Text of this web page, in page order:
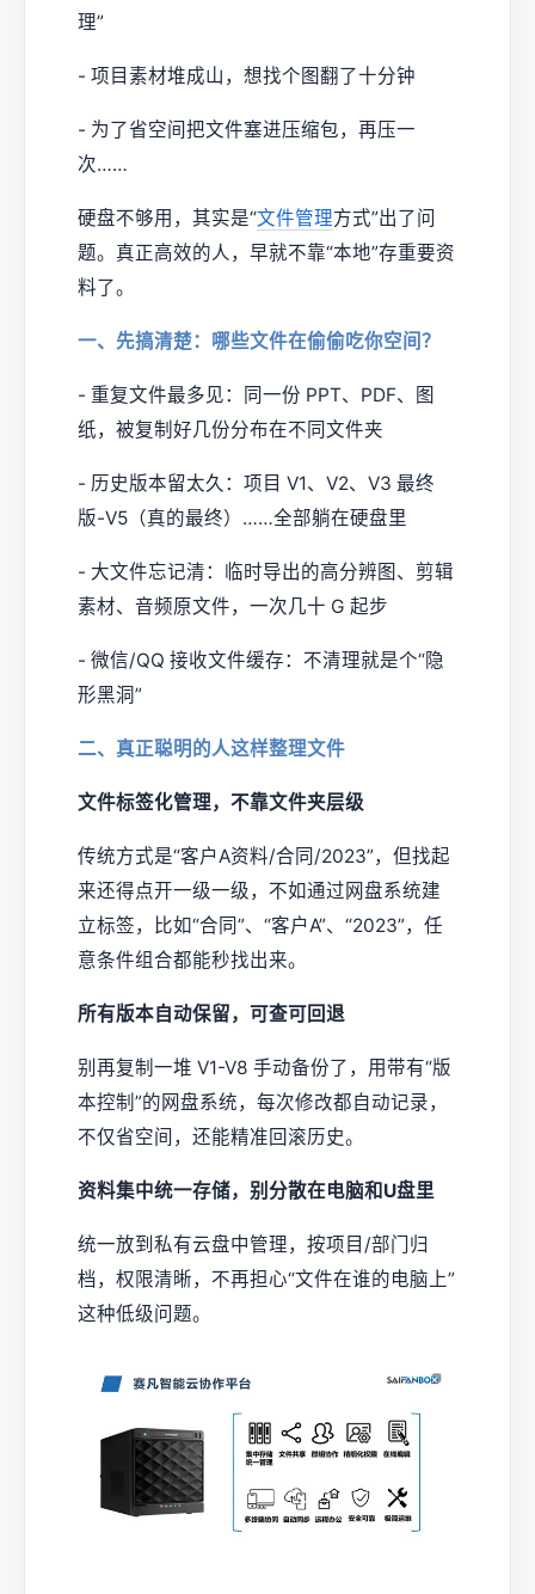
理”
- 项目素材堆成山，想找个图翻了十分钟
- 为了省空间把文件塞进压缩包，再压一
次……
硬盘不够用，其实是“文件管理方式”出了问
题。真正高效的人，早就不靠“本地”存重要资
料了。
一、先搞清楚：哪些文件在偷偷吃你空间？
- 重复文件最多见：同一份 PPT、PDF、图
纸，被复制好几份分布在不同文件夹
- 历史版本留太久：项目 V1、V2、V3 最终
版-V5（真的最终）……全部躺在硬盘里
- 大文件忘记清：临时导出的高分辨图、剪辑
素材、音频原文件，一次几十 G 起步
- 微信/QQ 接收文件缓存：不清理就是个“隐
形黑洞”
二、真正聪明的人这样整理文件
文件标签化管理，不靠文件夹层级
传统方式是“客户A资料/合同/2023”，但找起
来还得点开一级一级，不如通过网盘系统建
立标签，比如“合同”、“客户A”、“2023”，任
意条件组合都能秒找出来。
所有版本自动保留，可查可回退
别再复制一堆 V1-V8 手动备份了，用带有“版
本控制”的网盘系统，每次修改都自动记录，
不仅省空间，还能精准回滚历史。
资料集中统一存储，别分散在电脑和U盘里
统一放到私有云盘中管理，按项目/部门归
档，权限清晰，不再担心“文件在谁的电脑上”
这种低级问题。